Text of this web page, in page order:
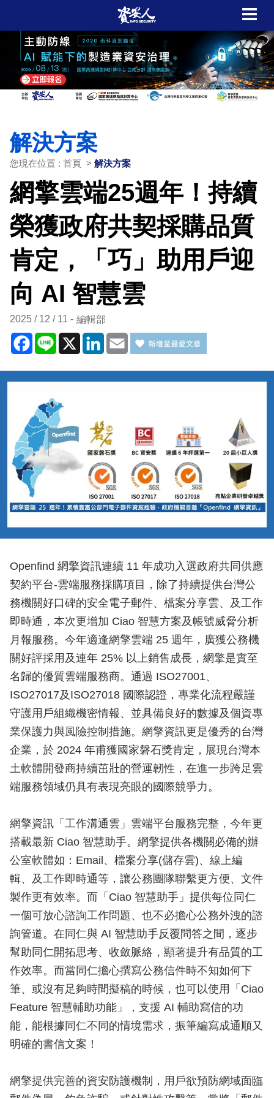
解決方案
您現在位置 : 首頁 > 解決方案
網擎雲端25週年！持續
榮獲政府共契採購品質
肯定，「巧」助用戶迎
向 AI 智慧雲
2025 / 12 / 11 編輯部
Facebook
Line X LinkedIn
Email
Openfind 網擎資訊連續 11 年成功入選政府共同供應
契約平台-雲端服務採購項目，除了持續提供台灣公
務機關好口碑的安全電子郵件、檔案分享雲、及工作
即時通，本次更增加 Ciao 智慧方案及帳號威脅分析
月報服務。今年適逢網擎雲端 25 週年，廣獲公務機
關好評採用及連年 25% 以上銷售成長，網擎是實至
名歸的優質雲端服務商。通過 ISO27001、
ISO27017及ISO27018 國際認證，專業化流程嚴謹
守護用戶組織機密情報、並具備良好的數據及個資專
業保護力與風險控制措施。網擎資訊更是優秀的台灣
企業，於 2024 年甫獲國家磐石獎肯定，展現台灣本
土軟體開發商持續茁壯的營運韌性，在進一步跨足雲
端服務領域仍具有表現亮眼的國際競爭力。
網擎資訊「工作溝通雲」雲端平台服務完整，今年更
搭載最新 Ciao 智慧助手。網擎提供各機關必備的辦
公室軟體如：Email、檔案分享(儲存雲)、線上編
輯、及工作即時通等，讓公務團隊聯繫更方便、文件
製作更有效率。而「Ciao 智慧助手」提供每位同仁
一個可放心諮詢工作問題、也不必擔心公務外洩的諮
詢管道。在同仁與 AI 智慧助手反覆問答之間，逐步
幫助同仁開拓思考、收斂脈絡，顯著提升有品質的工
作效率。而當同仁擔心撰寫公務信件時不知如何下
筆、或沒有足夠時間擬稿的時候，也可以使用「Ciao
Feature 智慧輔助功能」，支援 AI 輔助寫信的功
能，能根據同仁不同的情境需求，振筆編寫成通順又
明確的書信文案！
網擎提供完善的資安防護機制，用戶欲預防網域面臨